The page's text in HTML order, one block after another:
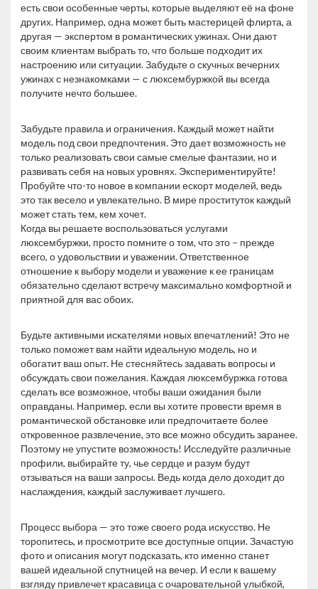
есть свои особенные черты, которые выделяют её на фоне
других. Например, одна может быть мастерицей флирта, а
другая — экспертом в романтических ужинах. Они дают
своим клиентам выбрать то, что больше подходит их
настроению или ситуации. Забудьте о скучных вечерних
ужинах с незнакомками — с люксембуржкой вы всегда
получите нечто большее.
Забудьте правила и ограничения. Каждый может найти
модель под свои предпочтения. Это дает возможность не
только реализовать свои самые смелые фантазии, но и
развивать себя на новых уровнях. Экспериментируйте!
Пробуйте что-то новое в компании ескорт моделей, ведь
это так весело и увлекательно. В мире проституток каждый
может стать тем, кем хочет.
Когда вы решаете воспользоваться услугами
люксембуржки, просто помните о том, что это – прежде
всего, о удовольствии и уважении. Ответственное
отношение к выбору модели и уважение к ее границам
обязательно сделают встречу максимально комфортной и
приятной для вас обоих.
Будьте активными искателями новых впечатлений! Это не
только поможет вам найти идеальную модель, но и
обогатит ваш опыт. Не стесняйтесь задавать вопросы и
обсуждать свои пожелания. Каждая люксембуржка готова
сделать все возможное, чтобы ваши ожидания были
оправданы. Например, если вы хотите провести время в
романтической обстановке или предпочитаете более
откровенное развлечение, это все можно обсудить заранее.
Поэтому не упустите возможность! Исследуйте различные
профили, выбирайте ту, чье сердце и разум будут
отзываться на ваши запросы. Ведь когда дело доходит до
наслаждения, каждый заслуживает лучшего.
Процесс выбора — это тоже своего рода искусство. Не
торопитесь, и просмотрите все доступные опции. Зачастую
фото и описания могут подсказать, кто именно станет
вашей идеальной спутницей на вечер. И если к вашему
взгляду привлечет красавица с очаровательной улыбкой,